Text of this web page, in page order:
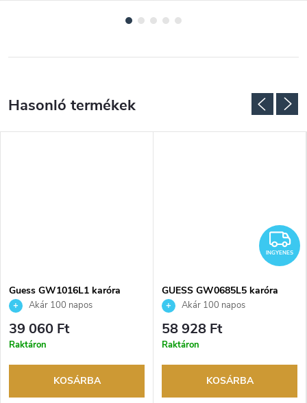
Guess GW1016L1 karóra
Akár 100 napos
visszaküldési lehetőség. Hivatalos
márkakereskedő.
39 060 Ft
Raktáron
KOSÁRBA
INGYENES
GUESS GW0685L5 karóra
Akár 100 napos
visszaküldési lehetőség. Hivatalos
márkakereskedő.
58 928 Ft
Raktáron
KOSÁRBA